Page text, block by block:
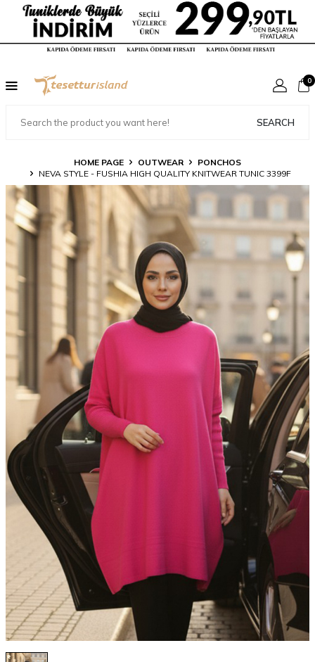
SEARCH
0
HOME PAGE OUTWEAR
PONCHOS
NEVA STYLE - FUSHIA HIGH QUALITY KNITWEAR TUNIC 3399F